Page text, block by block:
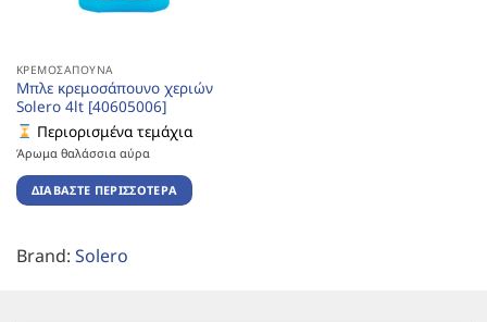
ΚΡΕΜΟΣΆΠΟΥΝΑ
Μπλε κρεμοσάπουνο χεριών
Solero 4lt [40605006]
Περιορισμένα τεμάχια
Άρωμα θαλάσσια αύρα
ΔΙΑΒΆΣΤΕ ΠΕΡΙΣΣΌΤΕΡΑ
Brand: Solero